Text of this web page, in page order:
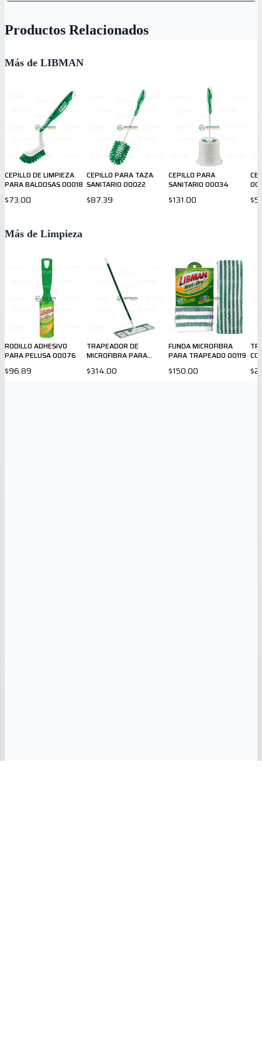
Productos Relacionados
Más de LIBMAN
CEPILLO DE LIMPIEZA
PARA BALDOSAS 00018
$73.00
CEPILLO PARA TAZA
SANITARIO 00022
$87.39
CEPILLO PARA
SANITARIO 00034
$131.00
Más de Limpieza
RODILLO ADHESIVO
PARA PELUSA 00076
$96.89
TRAPEADOR DE
MICROFIBRA PARA
$314.00
FUNDA MICROFIBRA
PARA TRAPEADO 00119
$150.00